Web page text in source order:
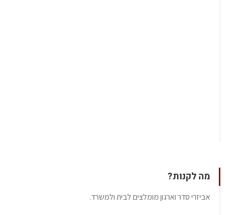
מה לקנות?
אביזרי סדר וארגון מומלצים לבית ולמשרד.